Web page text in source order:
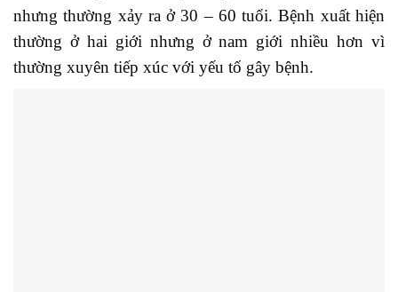
nhưng thường xảy ra ở 30 – 60 tuổi. Bệnh xuất hiện
thường ở hai giới nhưng ở nam giới nhiều hơn vì
thường xuyên tiếp xúc với yếu tố gây bệnh.